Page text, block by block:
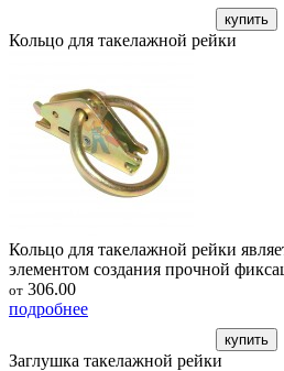
купить
Кольцо для такелажной рейки
Кольцо для такелажной рейки
элементом создания прочной
от 306.00
подробнее
купить
Заглушка такелажной рейки